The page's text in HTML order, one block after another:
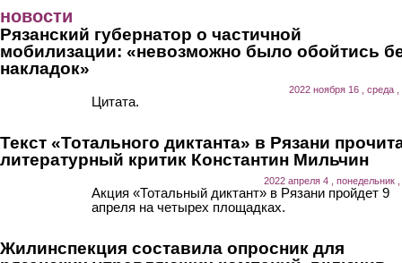
новости
Рязанский губернатор о частичной
мобилизации: «невозможно было обойтись
накладок»
2022 ноября 16 , среда ,
Цитата.
Текст «Тотального диктанта» в Рязани
литературный критик Константин Мильчин
2022 апреля 4 , понедельник ,
Акция «Тотальный диктант» в Рязани пройдет 9
апреля на четырех площадках.
Жилинспекция составила опросник для